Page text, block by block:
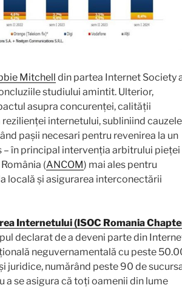
Mitchell din partea Internet Society
studiului amintit. Ulterior,
asupra concurenței, calității
internetului, subliniind cauzele
pașii necesari pentru revenirea la un
în principal intervenția arbitrului pieței
(ANCOM) mai ales pentru
locală și asigurarea interconectării
Internetului (ISOC Romania
declarat de a deveni parte din
neguvernamentală cu peste
juridice, numărând peste 90 de
a se asigura că toți oamenii din lume